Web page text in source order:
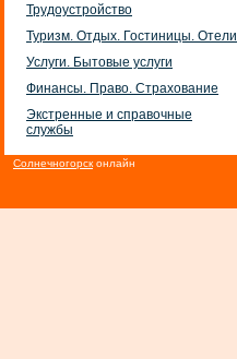
Трудоустройство
Туризм. Отдых. Гостиницы. Отели
Услуги. Бытовые услуги
Финансы. Право. Страхование
Экстренные и справочные
службы
Солнечногорск онлайн